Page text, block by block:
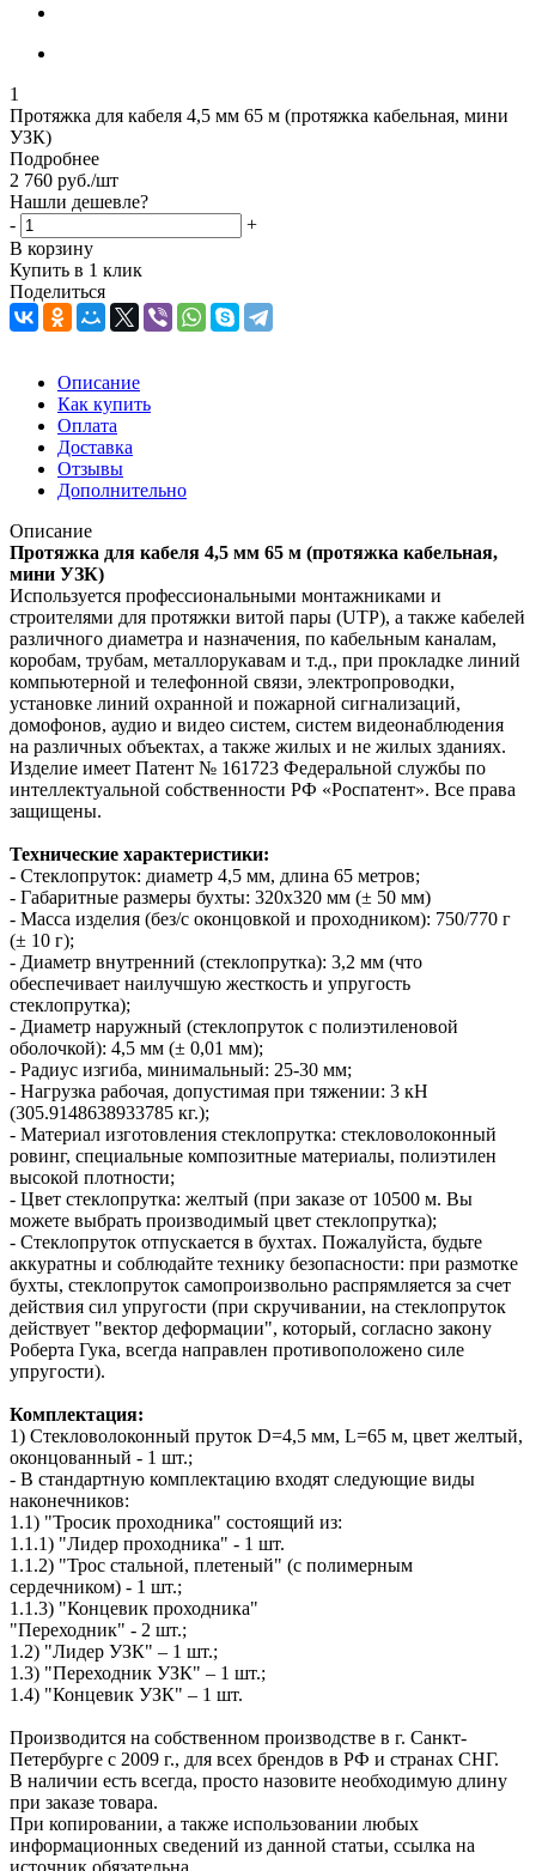
1
Протяжка для кабеля 4,5 мм 65 м (протяжка кабельная, мини
УЗК)
Подробнее
2 760 руб./шт
Нашли дешевле?
-
+
В корзину
Купить в 1 клик
Поделиться
Описание
Как купить
Оплата
Доставка
Отзывы
Дополнительно
Описание
Протяжка для кабеля 4,5 мм 65 м (протяжка кабельная,
мини УЗК)
Используется профессиональными монтажниками и
строителями для протяжки витой пары (UTP), а также кабелей
различного диаметра и назначения, по кабельным каналам,
коробам, трубам, металлорукавам и т.д., при прокладке линий
компьютерной и телефонной связи, электропроводки,
установке линий охранной и пожарной сигнализаций,
домофонов, аудио и видео систем, систем видеонаблюдения
на различных объектах, а также жилых и не жилых зданиях.
Изделие имеет Патент № 161723 Федеральной службы по
интеллектуальной собственности РФ «Роспатент». Все права
защищены.
Технические характеристики:
- Стеклопруток: диаметр 4,5 мм, длина 65 метров;
- Габаритные размеры бухты: 320х320 мм (± 50 мм)
- Масса изделия (без/с оконцовкой и проходником): 750/770 г
(± 10 г);
- Диаметр внутренний (стеклопрутка): 3,2 мм (что
обеспечивает наилучшую жесткость и упругость
стеклопрутка);
- Диаметр наружный (стеклопруток с полиэтиленовой
оболочкой): 4,5 мм (± 0,01 мм);
- Радиус изгиба, минимальный: 25-30 мм;
- Нагрузка рабочая, допустимая при тяжении: 3 кН
(305.9148638933785 кг.);
- Материал изготовления стеклопрутка: стекловолоконный
ровинг, специальные композитные материалы, полиэтилен
высокой плотности;
- Цвет стеклопрутка: желтый (при заказе от 10500 м. Вы
можете выбрать производимый цвет стеклопрутка);
- Стеклопруток отпускается в бухтах. Пожалуйста, будьте
аккуратны и соблюдайте технику безопасности: при размотке
бухты, стеклопруток самопроизвольно распрямляется за счет
действия сил упругости (при скручивании, на стеклопруток
действует "вектор деформации", который, согласно закону
Роберта Гука, всегда направлен противоположено силе
упругости).
Комплектация:
1) Стекловолоконный пруток D=4,5 мм, L=65 м, цвет желтый,
оконцованный - 1 шт.;
- В стандартную комплектацию входят следующие виды
наконечников:
1.1) "Тросик проходника" состоящий из:
1.1.1) "Лидер проходника" - 1 шт.
1.1.2) "Трос стальной, плетеный" (с полимерным
сердечником) - 1 шт.;
1.1.3) "Концевик проходника"
"Переходник" - 2 шт.;
1.2) "Лидер УЗК" – 1 шт.;
1.3) "Переходник УЗК" – 1 шт.;
1.4) "Концевик УЗК" – 1 шт.
Производится на собственном производстве в г. Санкт-
Петербурге с 2009 г., для всех брендов в РФ и странах СНГ.
В наличии есть всегда, просто назовите необходимую длину
при заказе товара.
При копировании, а также использовании любых
информационных сведений из данной статьи, ссылка на
источник обязательна.